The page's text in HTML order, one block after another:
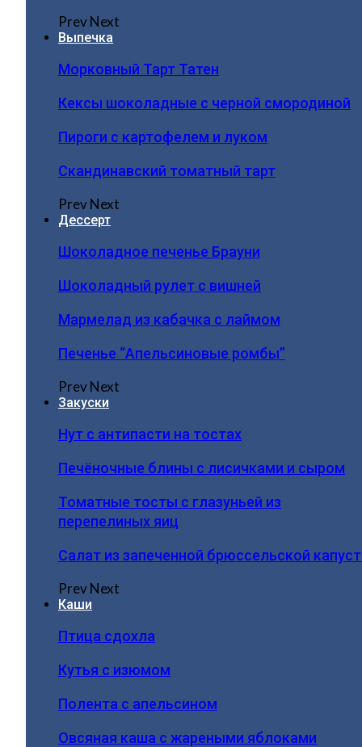
PrevNext
Выпечка
Морковный Тарт Татен
Кексы шоколадные с черной смородиной
Пироги c картофелем и луком
Скандинавский томатный тарт
PrevNext
Дессерт
Шоколадное печенье Брауни
Шоколадный рулет с вишней
Мармелад из кабачка с лаймом
Печенье “Апельсиновые ромбы”
PrevNext
Закуски
Нут с антипасти на тостах
Печёночные блины с лисичками и сыром
Томатные тосты с глазуньей из
перепелиных яиц
Салат из запеченной брюссельской
PrevNext
Каши
Птица сдохла
Кутья с изюмом
Полента с апельсином
Овсяная каша с жареными яблоками